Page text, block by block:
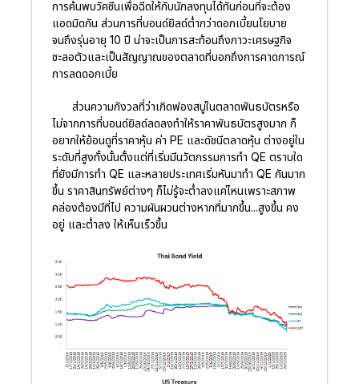
การค้นพบวัคซีนเพื่อฉีดให้กับนักลงทุนได้ทันก่อนที่จะต้อง
แอดมิดกัน ส่วนการที่บอนด์ยิลด์ต่ำกว่าดอกเบี้ยนโยบาย
จนถึงรุ่นอายุ 10 ปี น่าจะเป็นการสะท้อนถึงภาวะเศรษฐกิจ
ชะลอตัวและเป็นสัญญาณของตลาดที่บอกถึงการคาดการณ์
การลดดอกเบี้ย
ส่วนความกังวลที่ว่าเกิดฟองสบู่ในตลาดพันธบัตรหรือ
ไม่จากการที่บอนด์ยิลด์ลดลงทำให้ราคาพันธบัตรสูงมาก ก็
อยากให้ย้อนดูที่ราคาหุ้น ค่า PE และดัชนีตลาดหุ้น ต่างอยู่ใน
ระดับที่สูงทั้งนั้นตั้งแต่ที่เริ่มมีนวัตกรรมการทำ QE ตราบใด
ที่ยังมีการทำ QE และหลายประเทศเริ่มหันมาทำ QE กันมาก
ขึ้น ราคาสินทรัพย์ต่างๆ ก็ไม่รู้จะต่ำลงแค่ไหนเพราะสภาพ
คล่องต้องมีที่ไป ความผันผวนต่างหากที่มากขึ้น...สูงขึ้น คง
อยู่ และต่ำลง ให้เห็นเร็วขึ้น